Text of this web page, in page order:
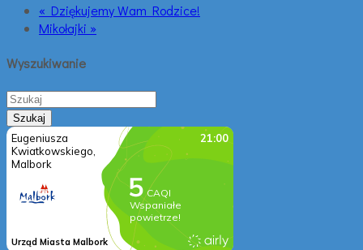
« Dziękujemy Wam Rodzice!
Mikołajki »
Wyszukiwanie